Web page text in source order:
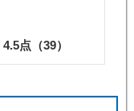
4.5点（39）